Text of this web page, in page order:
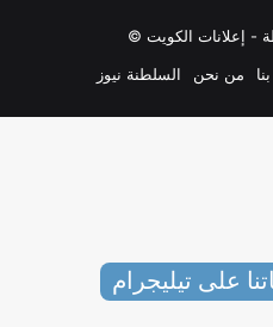
- إعلانات الكويت ©
من نحن السلطنة نيوز
على تيليجرام